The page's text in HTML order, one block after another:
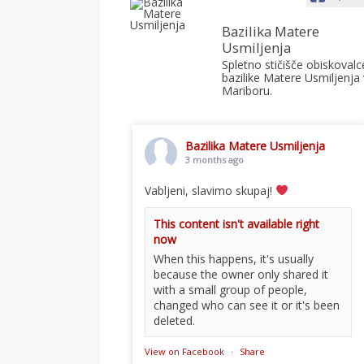
Bazilika Matere
Usmiljenja
Spletno stičišče
bazilike Matere Usmiljenja
Mariboru.
Bazilika Matere Usmiljenja
3 months ago
Vabljeni, slavimo skupaj!
This content isn't available right
now
When this happens, it's usually
because the owner only shared it
with a small group of people,
changed who can see it or it's been
deleted.
View on Facebook · Share